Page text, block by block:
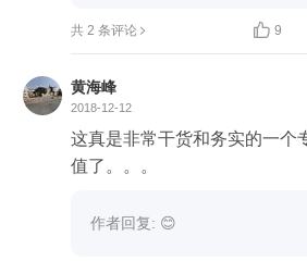
在工作中遇到的软中间导致的
-----------
本期又学到新东西了:
1.sar 原来可以这么方便的看各
帧数.
个脚本,分析ifconfig中的数据,
共 2 条评论  9
黄海峰
2018-12-12
这真是非常干货和务实的一个
值了。。。
作者回复: 😊